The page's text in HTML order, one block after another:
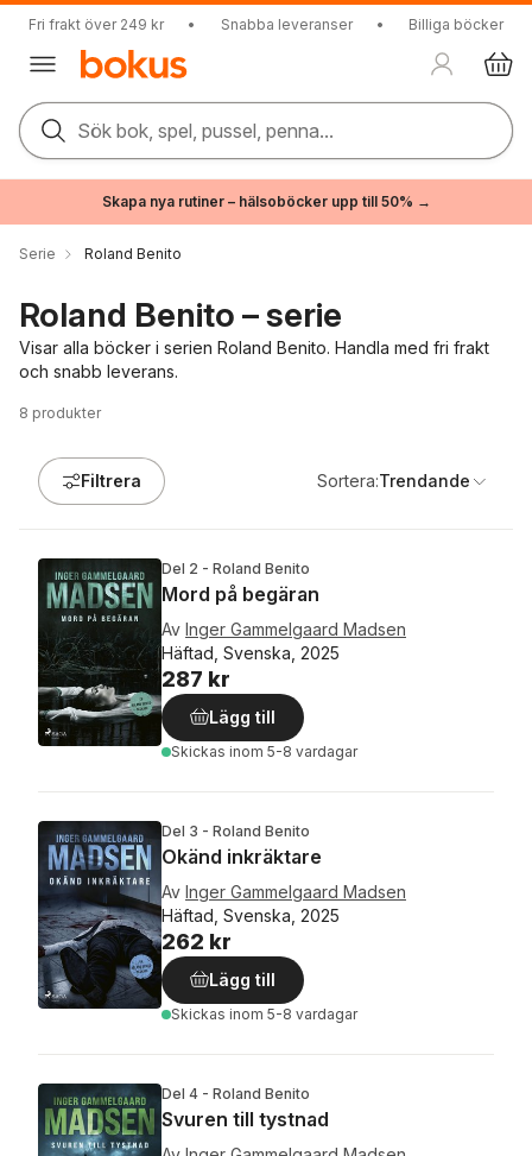
Fri frakt över 249 kr • Snabba leveranser • Billiga böcker
Sök bok, spel, pussel, penna...
Skapa nya rutiner – hälsoböcker upp till 50% →
Serie Roland Benito
Roland Benito – serie
Visar alla böcker i serien Roland Benito. Handla med fri frakt
och snabb leverans.
8 produkter
Filtrera Sortera:Trendande
Del 2 - Roland Benito
Mord på begäran
Av Inger Gammelgaard Madsen
Häftad, Svenska, 2025
287 kr
Lägg till
Skickas inom 5-8 vardagar
Del 3 - Roland Benito
Okänd inkräktare
Av Inger Gammelgaard Madsen
Häftad, Svenska, 2025
262 kr
Lägg till
Skickas inom 5-8 vardagar
Del 4 - Roland Benito
Svuren till tystnad